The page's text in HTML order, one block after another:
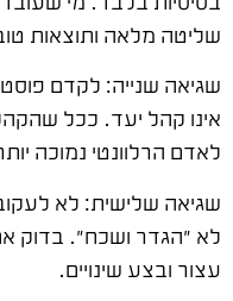
שליטה מלאה ותוצאות
שגיאה שנייה: לקדם
אינו קהל יעד. ככל
לאדם הרלוונטי נמוכה
שגיאה שלישית: לא
עצור ובצע שינויים.